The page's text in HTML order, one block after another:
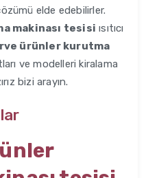
elde edebilirler.
makinası tesisi ısıtıcı
ürünler kurutma
ve modelleri kiralama
bizi arayın.